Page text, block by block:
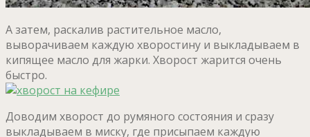
А затем, раскалив растительное масло,
выворачиваем каждую хворостину и выкладываем в
кипящее масло для жарки. Хворост жарится очень
быстро.
Доводим хворост до румяного состояния и сразу
выкладываем в миску, где присыпаем каждую